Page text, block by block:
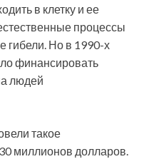
в клетку и ее
процессы
гибели. Но в 1990-х
финансировать
людей
такое
миллионов долларов.